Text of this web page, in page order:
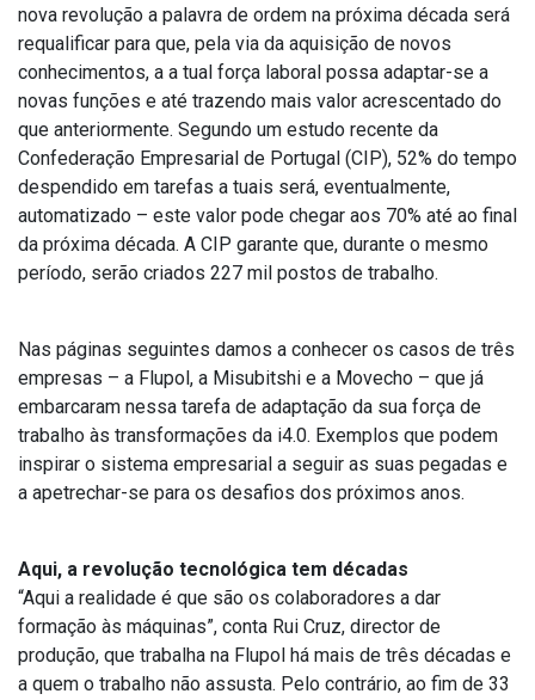
nova revolução a palavra de ordem na próxima década será
requalificar para que, pela via da aquisição de novos
conhecimentos, a a tual força laboral possa adaptar-se a
novas funções e até trazendo mais valor acrescentado do
que anteriormente. Segundo um estudo recente da
Confederação Empresarial de Portugal (CIP), 52% do tempo
despendido em tarefas a tuais será, eventualmente,
automatizado – este valor pode chegar aos 70% até ao final
da próxima década. A CIP garante que, durante o mesmo
período, serão criados 227 mil postos de trabalho.
Nas páginas seguintes damos a conhecer os casos de três
empresas – a Flupol, a Misubitshi e a Movecho – que já
embarcaram nessa tarefa de adaptação da sua força de
trabalho às transformações da i4.0. Exemplos que podem
inspirar o sistema empresarial a seguir as suas pegadas e
a apetrechar-se para os desafios dos próximos anos.
Aqui, a revolução tecnológica tem décadas
“Aqui a realidade é que são os colaboradores a dar
formação às máquinas”, conta Rui Cruz, director de
produção, que trabalha na Flupol há mais de três décadas e
a quem o trabalho não assusta. Pelo contrário, ao fim de 33